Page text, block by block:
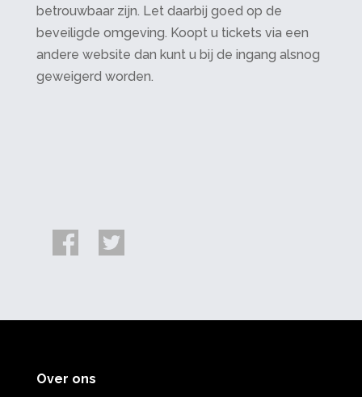
betrouwbaar zijn. Let daarbij goed op de
beveiligde omgeving. Koopt u tickets via een
andere website dan kunt u bij de ingang alsnog
geweigerd worden.
Over ons